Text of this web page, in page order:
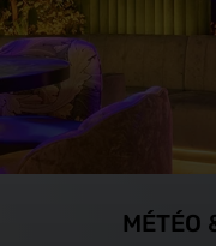
MÉTÉO